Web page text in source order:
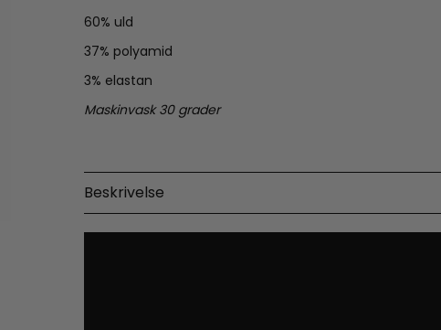
60% uld
37% polyamid
3% elastan
Maskinvask 30 grader
Beskrivelse